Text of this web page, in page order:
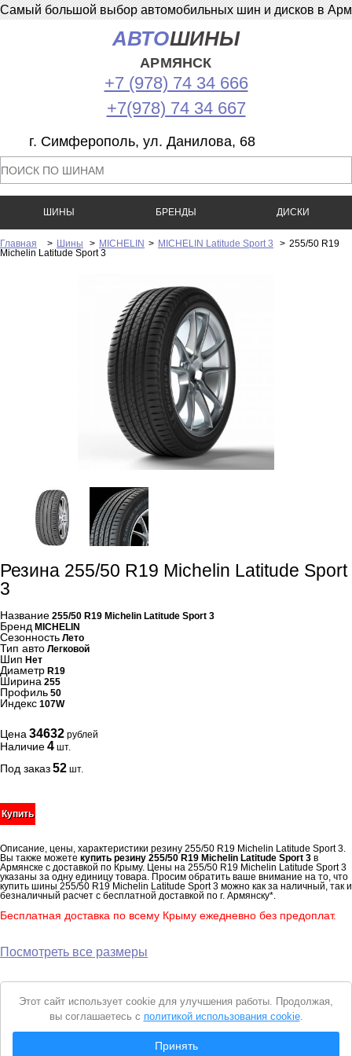
Самый большой выбор автомобильных шин и дисков в
АВТОШИНЫ
АРМЯНСК
+7 (978) 74 34 666
+7(978) 74 34 667
г. Симферополь, ул. Данилова, 68
ШИНЫ БРЕНДЫ ДИСКИ
Главная > Шины > MICHELIN > MICHELIN Latitude Sport 3 > 255/50 R19
Michelin Latitude Sport 3
Резина 255/50 R19 Michelin Latitude Sport
3
Название 255/50 R19 Michelin Latitude Sport 3
Бренд MICHELIN
Сезонность Лето
Тип авто Легковой
Шип Нет
Диаметр R19
Ширина 255
Профиль 50
Индекс 107W
Цена 34632 рублей
Наличие4 шт.
Под заказ52 шт.
Купить
Описание, цены, характеристики резину 255/50 R19 Michelin Latitude Sport 3.
Вы также можете купить резину 255/50 R19 Michelin Latitude Sport 3 в
Армянске с доставкой по Крыму. Цены на 255/50 R19 Michelin Latitude Sport 3
указаны за одну единицу товара. Просим обратить ваше внимание на то, что
купить шины 255/50 R19 Michelin Latitude Sport 3 можно как за наличный, так и
безналичный расчет с бесплатной доставкой по г. Армянску*.
Бесплатная доставка по всему Крыму ежедневно без предоплат.
Посмотреть все размеры
Вся представленная на сайте информация носит справочный характер и не
Уведомление
cookie
Этот сайт использует cookie для улучшения работы. Продолжая,
вы соглашаетесь с политикой использования cookie.
Принять